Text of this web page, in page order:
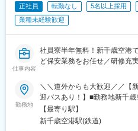
正社員 転勤なし 5名以上採用
業種未経験歓迎
仕事内容
社員寮半年無料！新千歳空港
ど保安業務をお任せ／研修充
勤務地
＼＼道外からも大歓迎／／【
迎バスあり！】■勤務地新千
ターミナルビル内★受動喫煙
【最寄り駅】
新千歳空港駅(鉄道)